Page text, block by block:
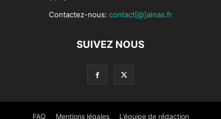
Contactez-nous: contact[@]alnas.fr
SUIVEZ NOUS
FAQ Mentions légales L’équipe de rédaction